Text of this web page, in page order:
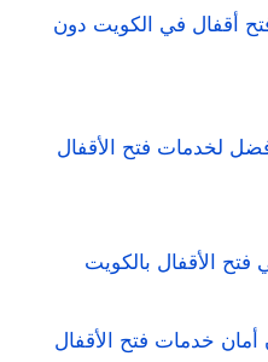
أقفال في الكويت دون
لخدمات فتح الأقفال
أمان خدمات فتح الأقفال